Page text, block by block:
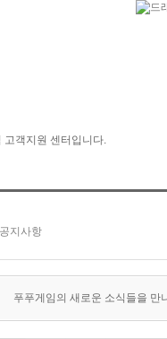
푸푸게임의 새로운 소식들을 만